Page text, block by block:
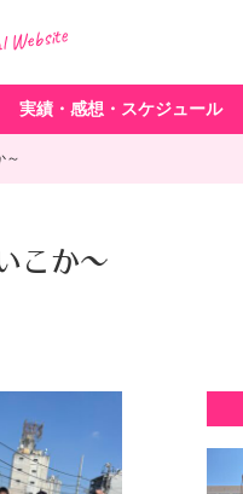
実績・感想・スケジュール
～
こか～